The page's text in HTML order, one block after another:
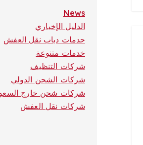
News
الدليل الإخباري
حدمات دباب نقل العفش
خدمات متنوعة
شركات التنظيف
شركات الشحن الدولي
شركات شحن خارج
شركات نقل العفش